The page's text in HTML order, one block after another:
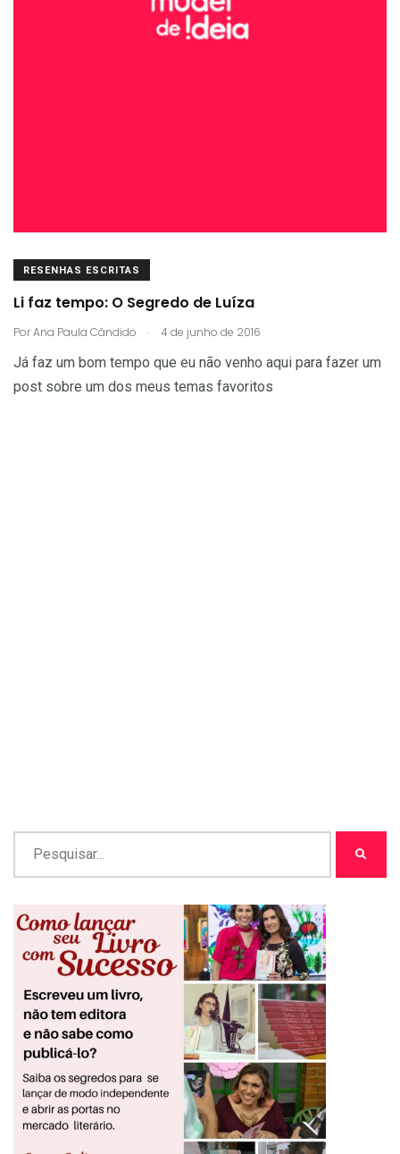
RESENHAS ESCRITAS
Li faz tempo: O Segredo de Luíza
PorAna Paula Cândido . 4 de junho de 2016
Já faz um bom tempo que eu não venho aqui para fazer um
post sobre um dos meus temas favoritos